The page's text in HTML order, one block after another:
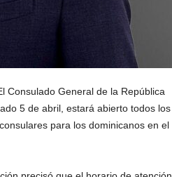
Consulado General de la República
5 de abril, estará abierto todos los
para los dominicanos en el